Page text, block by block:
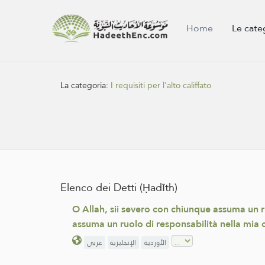
Home Le
La categoria: I requisiti per l'alto califfato
Elenco dei Detti (Ḥadīth)
O Allah, sii severo con chiunque assuma
assuma un ruolo di responsabilità nella
عربي الإنجليزية الأوردية